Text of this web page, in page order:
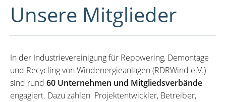
Unsere Mitglieder
In der Industrievereinigung für Repowering, Demontage
und Recycling von Windenergieanlagen (RDRWind e.V.)
sind rund 60 Unternehmen und Mitgliedsverbände
engagiert. Dazu zählen Projektentwickler, Betreiber,